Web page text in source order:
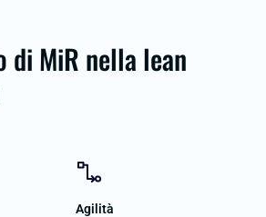
di MiR nella lean
Agilità